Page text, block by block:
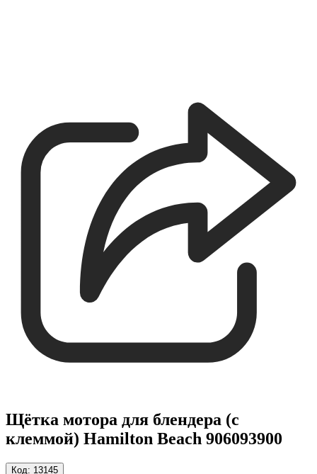
Щётка мотора для блендера (с
клеммой) Hamilton Beach 906093900
Код: 13145